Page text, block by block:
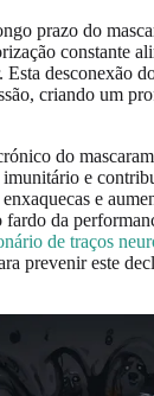
prazo do
constante
desconexão
criando um
do
imunitário e
e
da
de traços
prevenir este